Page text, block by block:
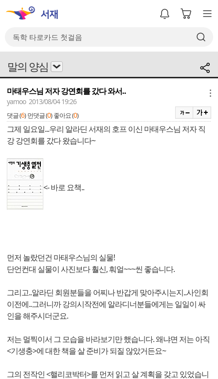
말의 양심
마태우스님 저자 강연회를 갔다 와서..
yamoo 2013/08/04 19:26
댓글 (6) 먼댓글 (0) 좋아요 (0)
그제 일요일...우리 알라딘 서재의 호프 이신 마태우스님 저자 직
강 강연회를 갔다 왔습니다~
<- 바로 요책..
먼저 놀랐던건 마태우스님의 실물!
단언컨대 실물이 사진보다 훨신, 훠얼~~~씬 좋습니다.
그리고..알라딘 회원분들을 어찌나 반갑게 맞아주시는지..사인회
이전에..그러니까 강의시작전에 알라디너분들에게는 일일이 싸
인을 해주시더군요.
저는 멀찍이서 그 모습을 바라보기만 했습니다. 왜냐면 저는 아직
<기생충>에 대한 책을 살 준비가 되질 않았거든요~
그의 전작인 <핼리코박터>를 먼저 읽고 살 계획을 갖고 있었습니